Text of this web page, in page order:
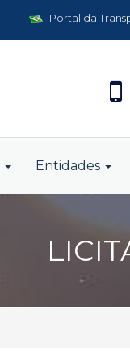
Portal da
Entidades